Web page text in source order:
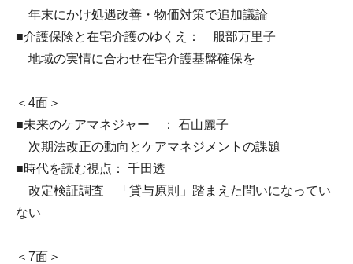
年末にかけ処遇改善・物価対策で追加議論
■介護保険と在宅介護のゆくえ： 服部万里子
地域の実情に合わせ在宅介護基盤確保を
＜4面＞
■未来のケアマネジャー ： 石山麗子
次期法改正の動向とケアマネジメントの課題
■時代を読む視点： 千田透
改定検証調査 「貸与原則」踏まえた問いになってい
ない
＜7面＞